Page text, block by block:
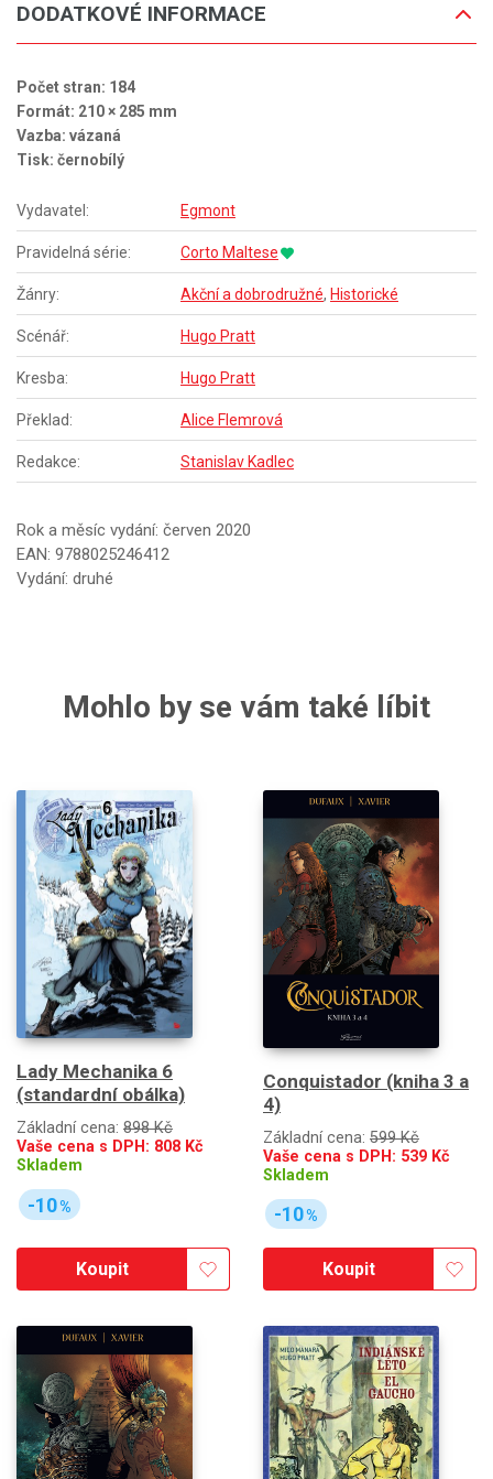
DODATKOVÉ INFORMACE
Počet stran: 184
Formát: 210 × 285 mm
Vazba: vázaná
Tisk: černobílý
Vydavatel: Egmont
Pravidelná série: Corto Maltese
Žánry: Akční a dobrodružné, Historické
Scénář: Hugo Pratt
Kresba: Hugo Pratt
Překlad: Alice Flemrová
Redakce: Stanislav Kadlec
Rok a měsíc vydání: červen 2020
EAN: 9788025246412
Vydání: druhé
Mohlo by se vám také líbit
Lady Mechanika 6
(standardní obálka)
Základní cena: 898 Kč
Vaše cena s DPH: 808 Kč
Skladem
-10%
Koupit
Conquistador (kniha 3 a
4)
Základní cena: 599 Kč
Vaše cena s DPH: 539 Kč
Skladem
-10%
Koupit